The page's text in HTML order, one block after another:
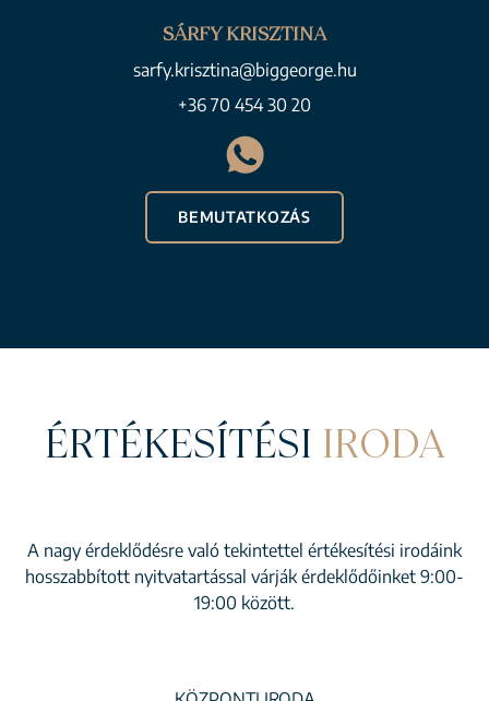
SÁRFY KRISZTINA
sarfy.krisztina@biggeorge.hu
+36 70 454 30 20
BEMUTATKOZÁS
ÉRTÉKESÍTÉSI IRODA
A nagy érdeklődésre való tekintettel értékesítési irodáink
hosszabbított nyitvatartással várják érdeklődőinket 9:00-
19:00 között.